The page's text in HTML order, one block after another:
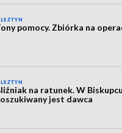
pomocy. Zbiórka na
na ratunek. W Biskupcu
jest dawca